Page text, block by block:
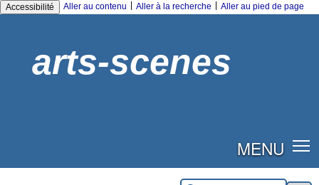
Accessibilité Aller au contenu Aller à la recherche Aller au pied de page
arts-scenes
MENU